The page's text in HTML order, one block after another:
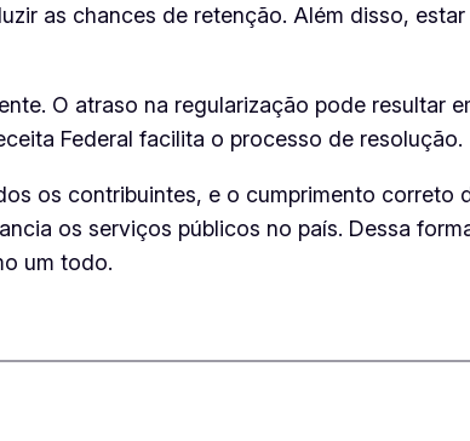
as chances de retenção. Além disso,
O atraso na regularização pode resultar
Federal facilita o processo de resolução.
os contribuintes, e o cumprimento correto
os serviços públicos no país. Dessa
um todo.